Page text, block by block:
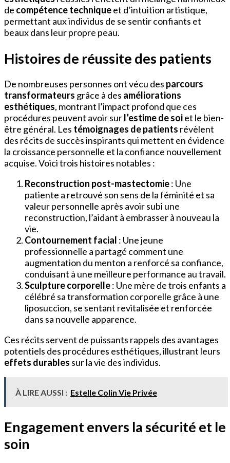
de compétence techniqueet d’intuition artistique,
permettant aux individus de se sentir confiants et
beaux dans leur propre peau.
Histoires de réussite des patients
De nombreuses personnes ont vécu des parcours
transformateurs grâce à des améliorations
esthétiques, montrant l’impact profond que ces
procédures peuvent avoir surl’estime de soiet le bien-
être général. Les témoignages de patients révèlent
des récits de succès inspirants qui mettent en évidence
la croissance personnelle et la confiance nouvellement
acquise. Voici trois histoires notables :
Reconstruction post-mastectomie: Une
patiente a retrouvé son sens de la féminité et sa
valeur personnelle après avoir subi une
reconstruction, l’aidant à embrasser à nouveau la
vie.
Contournement facial : Une jeune
professionnelle a partagé comment une
augmentation du menton a renforcé sa confiance,
conduisant à une meilleure performance au travail.
Sculpture corporelle: Une mère de trois enfants a
célébré sa transformation corporelle grâce à une
liposuccion, se sentant revitalisée et renforcée
dans sa nouvelle apparence.
Ces récits servent de puissants rappels des avantages
potentiels des procédures esthétiques, illustrant leurs
effets durables sur la vie des individus.
À LIRE AUSSI : Estelle Colin Vie Privée
Engagement envers la sécurité et le
soin